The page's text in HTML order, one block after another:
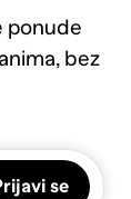
ponude
bez
se